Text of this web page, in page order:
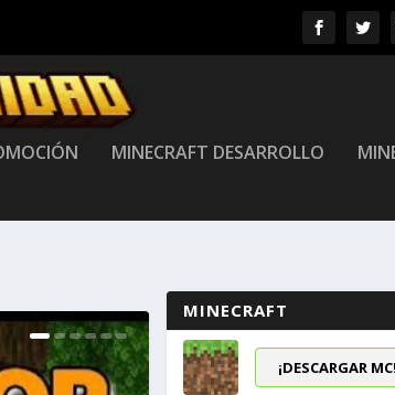
MINECRAFT DESARROLLO
MINECRAFT
¡DESCARGAR MC!